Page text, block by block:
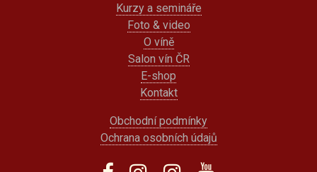
Kurzy a semináře
Foto & video
O víně
Salon vín ČR
E-shop
Kontakt
Obchodní podmínky
Ochrana osobních údajů